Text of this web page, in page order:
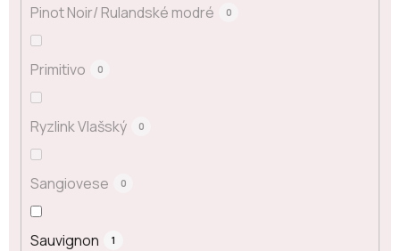
Pinot Noir/ Rulandské modré 0
Primitivo 0
Ryzlink Vlašský 0
Sangiovese 0
Sauvignon 1